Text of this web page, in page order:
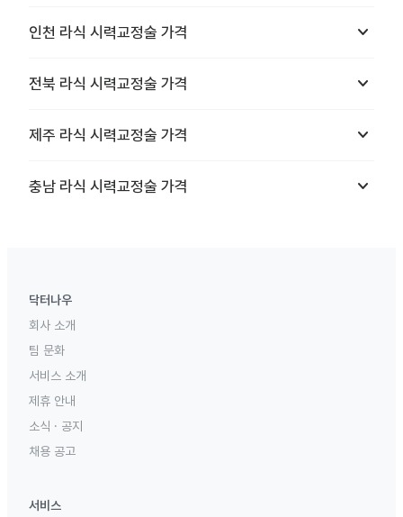
인천 라식 시력교정술 가격 keyboard_arrow_down
전북 라식 시력교정술 가격 keyboard_arrow_down
제주 라식 시력교정술 가격 keyboard_arrow_down
충남 라식 시력교정술 가격 keyboard_arrow_down
닥터나우
회사 소개
팀 문화
서비스 소개
제휴 안내
소식 · 공지
채용 공고
서비스